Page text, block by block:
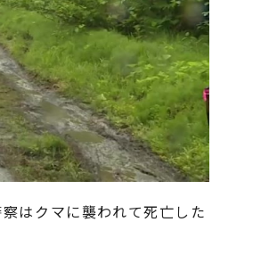
はクマに襲われて死亡した